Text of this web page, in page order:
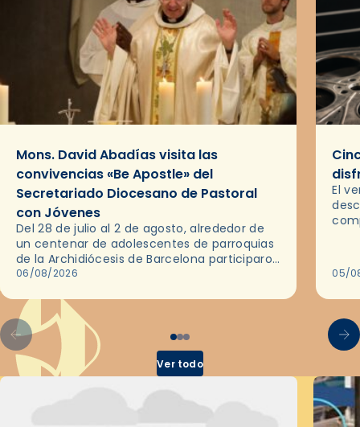
Mons. David Abadías visita las
convivencias «Be Apostle» del
Secretariado Diocesano de Pastoral
con Jóvenes
Del 28 de julio al 2 de agosto, alrededor de
un centenar de adolescentes de parroquias
de la Archidiócesis de Barcelona participaron
en las convivencias Be Apostle, organizadas
06/08/2026
El
05/
Ver todo